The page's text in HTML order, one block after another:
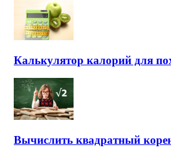
Калькулятор калорий для
Вычислить квадратный